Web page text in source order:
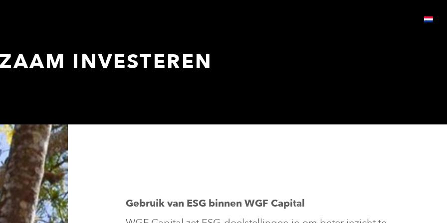
INVESTEREN
Gebruik van ESG binnen WGF Capital